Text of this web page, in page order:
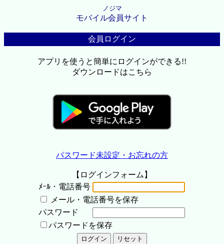
ノジマ
モバイル会員サイト
会員ログイン
アプリを使うと簡単にログインができる!!
ダウンロードはこちら
パスワード未設定・お忘れの方
【ログインフォーム】
ﾒｰﾙ・電話番号
メール・電話番号を保存
パスワード
パスワードを保存